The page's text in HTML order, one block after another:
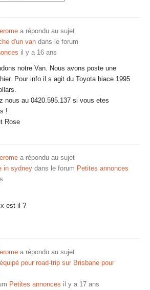
a répondu au sujet
d'un van dans le forum
il y a 16 ans
notre Van. Nous avons poste une
Pour info il s agit du Toyota hiace 1995
nous au 0420.595.137 si vous etes
!
Rose
a répondu au sujet
in sydney dans le forum Petites annonces
est-il ?
a répondu au sujet
pour road-trip sur Brisbane pour
Petites annonces il y a 17 ans